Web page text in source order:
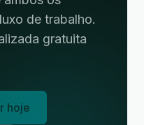
de trabalho.
gratuita
hoje